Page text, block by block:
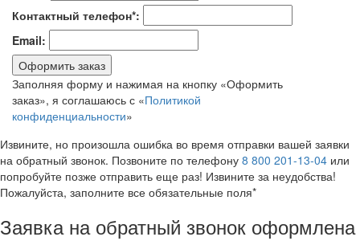
Контактный телефон*:
Email:
Оформить заказ
Заполняя форму и нажимая на кнопку «Оформить
заказ», я соглашаюсь с «Политикой
конфиденциальности»
Извините, но произошла ошибка во время отправки вашей заявки
на обратный звонок. Позвоните по телефону 8 800 201-13-04 или
попробуйте позже отправить еще раз! Извините за неудобства!
Пожалуйста, заполните все обязательные поля*
Заявка на обратный звонок оформлена